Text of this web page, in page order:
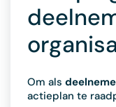
Om als
actieplan te